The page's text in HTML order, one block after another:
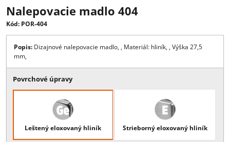
Nalepovacie madlo 404
Kód: POR-404
Popis:Dizajnové nalepovacie madlo, , Materiál: hliník, , Výška 27,5
Povrchové úpravy